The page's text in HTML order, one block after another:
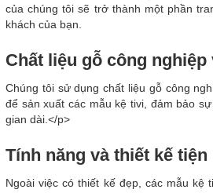
của chúng tôi sẽ trở thành một phần
khách của bạn.
Chất liệu gỗ công
Chúng tôi sử dụng chất liệu gỗ công
để sản xuất các mẫu kệ tivi, đảm bảo
gian dài.</p>
Tính năng và thiết kế tiện
Ngoài việc có thiết kế đẹp, các mẫu kệ